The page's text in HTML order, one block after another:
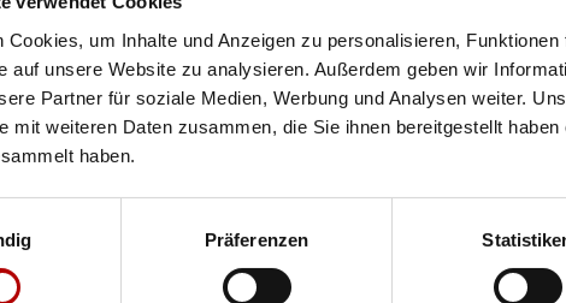
Cookies, um Inhalte und Anzeigen zu personalisieren,
auf unsere Website zu analysieren. Außerdem geben wir
Partner für soziale Medien, Werbung und Analysen weiter.
mit weiteren Daten zusammen, die Sie ihnen bereitgestellt
haben.
Präferenzen
sind in zwei unterschiedlichen
Rollstuhlfahrer geeignet. Die
jeweiligen Sitzhöhe angepasst
ausreichend Platz, damit
bewegen kann.
Vom
moderne
den